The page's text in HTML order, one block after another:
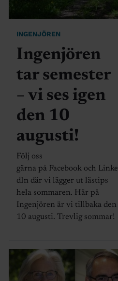
INGENJÖREN
Ingenjören
tar semester
– vi ses igen
den 10
augusti!
Följ oss
gärna på Facebook och Linke
dIn där vi lägger ut lästips
hela sommaren. Här på
Ingenjören är vi tillbaka den
10 augusti. Trevlig sommar!